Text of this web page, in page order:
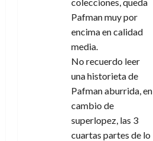
Pafman muy por
encima en calidad
media.
No recuerdo leer
una historieta de
Pafman aburrida, en
cambio de
superlopez, las 3
cuartas partes de lo